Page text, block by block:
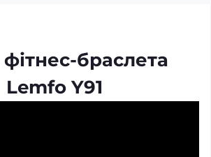
браслета
Lemfo Y91